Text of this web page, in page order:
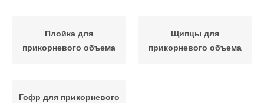
Плойка для
прикорневого объема
Щипцы для
прикорневого объема
Гофр для прикорневого